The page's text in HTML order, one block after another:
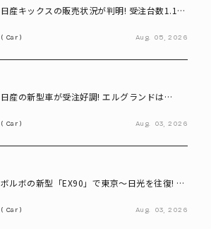
日産キックスの販売状況が判明! 受注台数1.1台
Car Aug. 05, 2026
日産の新型車が受注好調! エルグランドは
Car Aug. 03, 2026
ボルボの新型「EX90」で東京～日光を往復! い
Car Aug. 03, 2026